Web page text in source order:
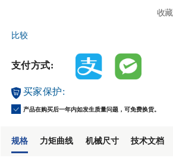
收藏
比较
支付方式:
买家保护:
产品在购买后一年内如发生质量问题，可免费换货。
规格 力矩曲线 机械尺寸 技术文档